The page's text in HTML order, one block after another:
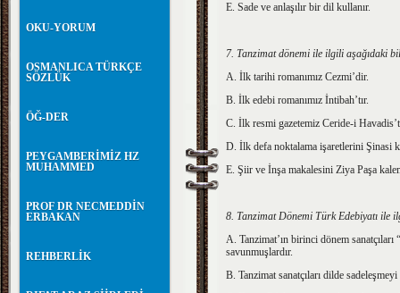
OKU-YORUM
OSMANLICA TÜRKÇE
SÖZLÜK
ÖĞ-DER
PEYGAMBERİMİZ HZ
MUHAMMED
PROF DR NECMEDDİN
ERBAKAN
REHBERLİK
E. Sade ve anlaşılır bir dil kullanır.
7. Tanzimat dönemi ile ilgili aşağıdaki
A. İlk tarihi romanımız Cezmi’dir.
B. İlk edebi romanımız İntibah’tır.
C. İlk resmi gazetemiz Ceride-i
D. İlk defa noktalama işaretlerini Şinasi
E. Şiir ve İnşa makalesini Ziya Paşa
8. Tanzimat Dönemi Türk Edebiyatı ile
A. Tanzimat’ın birinci dönem
savunmuşlardır.
B. Tanzimat sanatçıları dilde